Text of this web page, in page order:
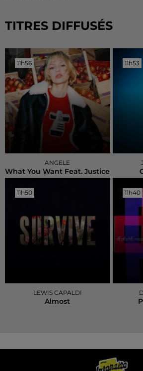
TITRES DIFFUSÉS
11h56
11h56
ANGELE
What You Want Feat. Justice
11h53
11h53
11h50
11h50
LEWIS CAPALDI
Almost
11h40
11h40